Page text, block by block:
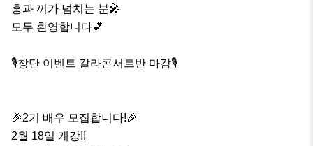
흥과 끼가 넘치는 분🎤
모두 환영합니다💕
🎙️창단 이벤트 갈라콘서트반 마감🎙️
🎉2기 배우 모집합니다!🎉
2월 18일 개강!!